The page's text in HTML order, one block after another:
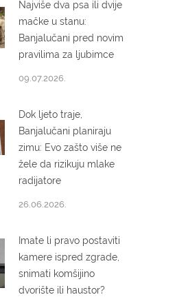
Najviše dva psa ili dvije
mačke u stanu:
Banjalučani pred novim
pravilima za ljubimce
09.07.2026.
Dok ljeto traje,
Banjalučani planiraju
zimu: Evo zašto više ne
žele da rizikuju mlake
radijatore
26.06.2026.
Imate li pravo postaviti
kamere ispred zgrade,
snimati komšijino
dvorište ili haustor?